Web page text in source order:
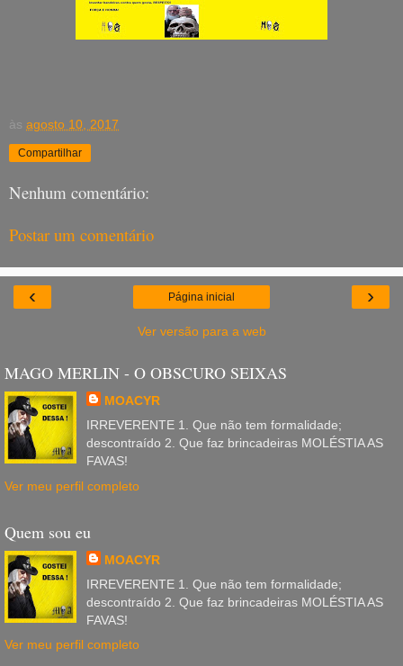
às agosto 10, 2017
Compartilhar
Nenhum comentário:
Postar um comentário
‹ ›
Página inicial
Ver versão para a web
MAGO MERLIN - O OBSCURO SEIXAS
MOACYR
IRREVERENTE 1. Que não tem formalidade;
descontraído 2. Que faz brincadeiras MOLÉSTIA AS
FAVAS!
Ver meu perfil completo
Quem sou eu
MOACYR
IRREVERENTE 1. Que não tem formalidade;
descontraído 2. Que faz brincadeiras MOLÉSTIA AS
FAVAS!
Ver meu perfil completo